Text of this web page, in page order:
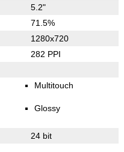
5.2"
71.5%
1280x720
282 PPI
Multitouch
Glossy
24 bit